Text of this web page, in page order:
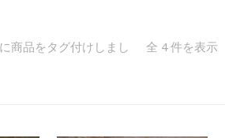
全 4 件を表示
商品をタグ付けしまし